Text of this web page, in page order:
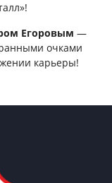
Егоровым —
очками
карьеры!